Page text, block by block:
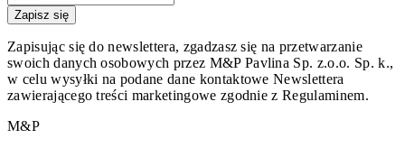
Zapisz się
Zapisując się do newslettera, zgadzasz się na przetwarzanie
swoich danych osobowych przez M&P Pavlina Sp. z.o.o. Sp. k.,
w celu wysyłki na podane dane kontaktowe Newslettera
zawierającego treści marketingowe zgodnie z Regulaminem.
M&P